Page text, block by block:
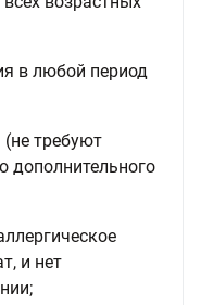
в любой период
(не требуют
дополнительного
и нет